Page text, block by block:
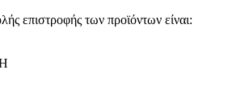
επιστροφής των προϊόντων είναι: